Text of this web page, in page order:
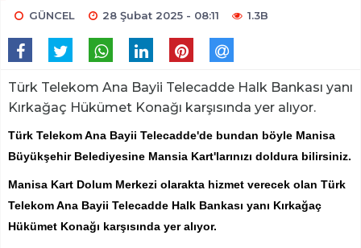
GÜNCEL 28 Şubat 2025 - 08:11 1.3B
Türk Telekom Ana Bayii Telecadde Halk Bankası yanı
Kırkağaç Hükümet Konağı karşısında yer alıyor.
Türk Telekom Ana Bayii Telecadde'de bundan böyle Manisa
Büyükşehir Belediyesine Mansia Kart'larınızı doldura bilirsiniz.
Manisa Kart Dolum Merkezi olarakta hizmet verecek olan Türk
Telekom Ana Bayii Telecadde Halk Bankası yanı Kırkağaç
Hükümet Konağı karşısında yer alıyor.